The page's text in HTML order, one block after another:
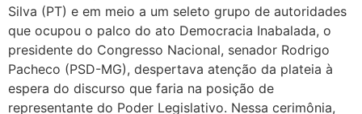
Silva (PT) e em meio a um seleto grupo de autoridades
que ocupou o palco do ato Democracia Inabalada, o
presidente do Congresso Nacional, senador Rodrigo
Pacheco (PSD-MG), despertava atenção da plateia à
espera do discurso que faria na posição de
representante do Poder Legislativo. Nessa cerimônia,